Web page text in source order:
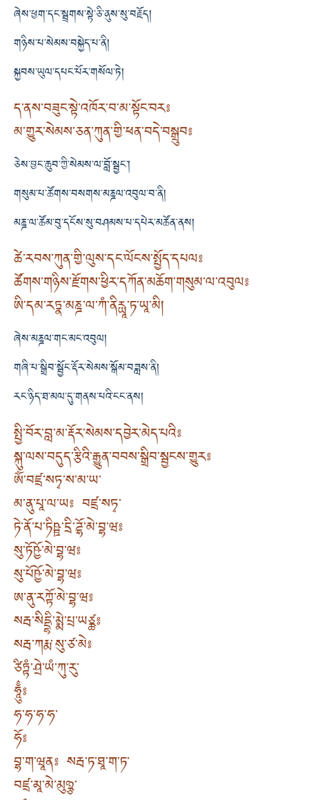
ཞེས་ཕྱག་དང་སྦྲགས་སྟེ་ཅི་ནུས་སུ་བརྗོད།
གཉིས་པ་སེམས་བསྐྱེད་པ་ནི།
སྐྱབས་ཡུལ་དཔང་པོར་གསོལ་ཏེ།
ད་ནས་བཟུང་སྟེ་འཁོར་བ་མ་སྟོང་བར༔
མ་གྱུར་སེམས་ཅན་ཀུན་གྱི་ཕན་བདེ་བསྒྲུབ༔
ཅེས་བྱང་ཆུབ་ཀྱི་སེམས་ལ་བློ་སྦྱང་།
གསུམ་པ་ཚོགས་བསགས་མཎྜལ་འབུལ་བ་ནི།
མཎྜ་ལ་ཚོམ་བུ་དངོས་སུ་བཤམས་པ་དཔེར་མཚོན་ནས།
ཚེ་རབས་ཀུན་གྱི་ལུས་དང་ལོངས་སྤྱོད་དཔལ༔
ཚོགས་གཉིས་རྫོགས་ཕྱིར་དཀོན་མཆོག་གསུམ་ལ་འབུལ༔
ཨི་དམ་རཏྣ་མཎྜ་ལ་ཀཾ་ནིརྻཱ་ཏ་ཡཱ་མི།
ཞེས་མཎྜལ་གང་མང་འབུལ།
གཞི་པ་སྒྲིབ་སྦྱོང་རྡོར་སེམས་སྒོམ་བཟླས་ནི།
རང་ཉིད་ཐ་མལ་དུ་གནས་པའི་ངང་ནས།
སྤྱི་བོར་བླ་མ་རྡོར་སེམས་དབྱེར་མེད་པའི༔
སྐུ་ལས་བདུད་རྩིའི་རྒྱུན་བབས་སྒྲིབ་སྦྱངས་གྱུར༔
ཨོཾ་བཛྲ་སཏྭ་ས་མ་ཡ་
མ་ནུ་པཱ་ལ་ཡ༔ བཛྲ་སཏྭ་
ཏེ་ནོ་པ་ཏིཥྛ་དྲི་ཌྷོ་མེ་བྷ་ཝ༔
སུ་ཏོཥྱོ་མེ་བྷ་ཝ༔
སུ་པོཥྱོ་མེ་བྷ་ཝ༔
ཨ་ནུ་རཀྟོ་མེ་བྷ་ཝ༔
སརྦ་སིདྡྷི་མྨེ་པྲ་ཡཙྪ༔
སརྦ་ཀརྨ་སུ་ཙ་མེ༔
ཙིཏྟཾ་ཤྲེ་ཡཾ་ཀུ་རུ་
ཧཱུྂ༔
ཧ་ཧ་ཧ་ཧ་
ཧོ༔
བྷ་ག་ཝཱན༔ སརྦ་ཏ་ཐཱ་ག་ཏ་
བཛྲ་མཱ་མེ་མུཉྩ་